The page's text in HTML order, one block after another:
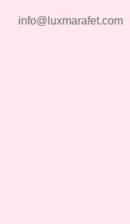
info@luxmarafet.com